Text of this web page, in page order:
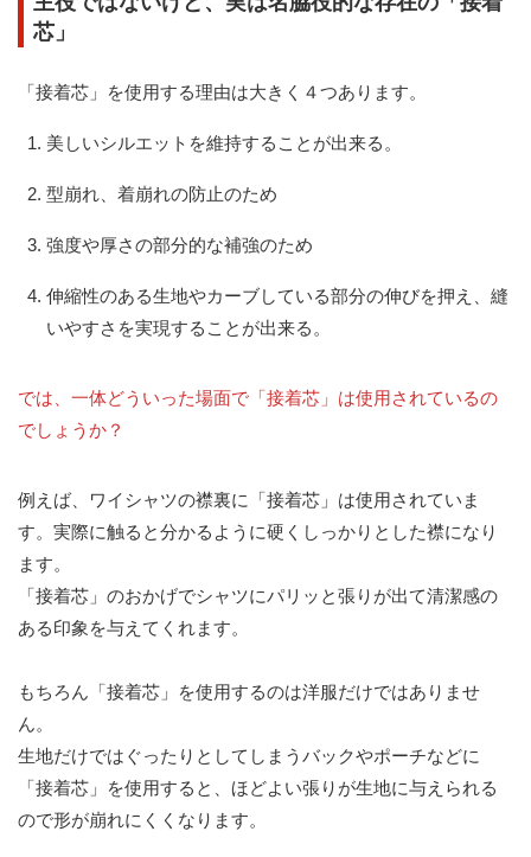
芯」
「接着芯」を使用する理由は大きく４つあります。
美しいシルエットを維持することが出来る。
型崩れ、着崩れの防止のため
強度や厚さの部分的な補強のため
伸縮性のある生地やカーブしている部分の伸びを押え、縫
いやすさを実現することが出来る。
では、一体どういった場面で「接着芯」は使用されているの
でしょうか？
例えば、ワイシャツの襟裏に「接着芯」は使用されていま
す。実際に触ると分かるように硬くしっかりとした襟になり
ます。
「接着芯」のおかげでシャツにパリッと張りが出て清潔感の
ある印象を与えてくれます。
もちろん「接着芯」を使用するのは洋服だけではありませ
ん。
生地だけではぐったりとしてしまうバックやポーチなどに
「接着芯」を使用すると、ほどよい張りが生地に与えられる
ので形が崩れにくくなります。